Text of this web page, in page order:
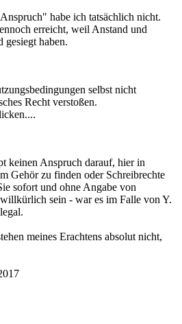
habe ich tatsächlich nicht.
erreicht, weil Anstand und
gesiegt haben.
selbst nicht
Recht verstoßen.
keinen Anspruch darauf, hier in
Gehör zu finden oder Schreibrechte
sofort und ohne Angabe von
sein - war es im Falle von Y.
meines Erachtens absolut nicht,